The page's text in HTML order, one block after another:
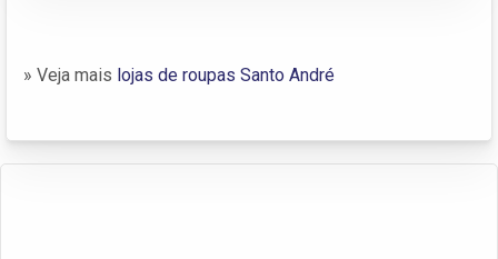
» Veja mais lojas de roupas Santo André